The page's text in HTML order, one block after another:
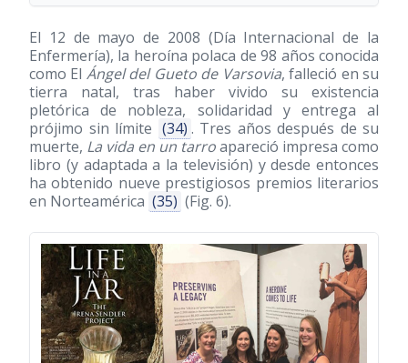
El 12 de mayo de 2008 (Día Internacional de la
Enfermería), la heroína polaca de 98 años conocida
como El Ángel del Gueto de Varsovia, falleció en su
tierra natal, tras haber vivido su existencia
pletórica de nobleza, solidaridad y entrega al
prójimo sin límite (34) . Tres años después de su
muerte, La vida en un tarroapareció impresa como
libro (y adaptada a la televisión) y desde entonces
ha obtenido nueve prestigiosos premios literarios
en Norteamérica (35) (Fig. 6).